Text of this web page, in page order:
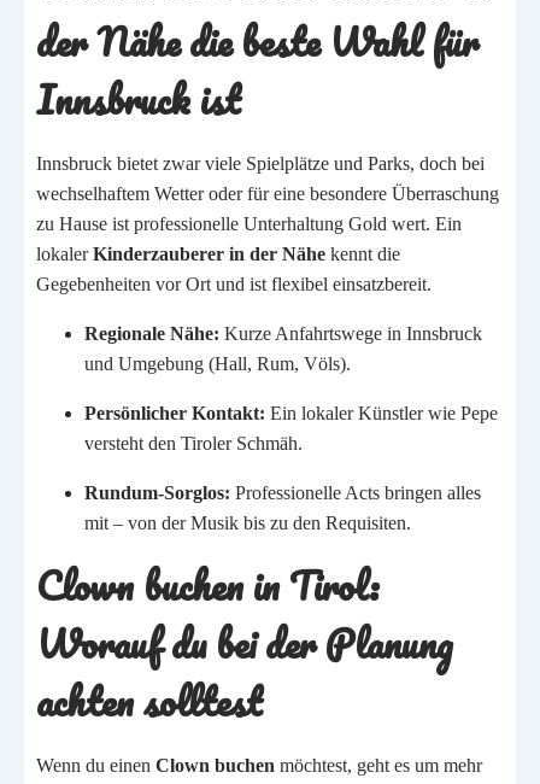
der Nähe die beste Wahl für
Innsbruck ist
Innsbruck bietet zwar viele Spielplätze und Parks, doch bei
wechselhaftem Wetter oder für eine besondere Überraschung
zu Hause ist professionelle Unterhaltung Gold wert. Ein
lokalerKinderzauberer in der Nähe kennt die
Gegebenheiten vor Ort und ist flexibel einsatzbereit.
Regionale Nähe: Kurze Anfahrtswege in Innsbruck
und Umgebung (Hall, Rum, Völs).
Persönlicher Kontakt: Ein lokaler Künstler wie Pepe
versteht den Tiroler Schmäh.
Rundum-Sorglos: Professionelle Acts bringen alles
mit – von der Musik bis zu den Requisiten.
Clown buchen in Tirol:
Worauf du bei der Planung
achten solltest
Wenn du einen Clown buchen möchtest, geht es um mehr